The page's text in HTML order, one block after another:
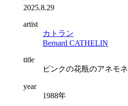
2025.8.29
artist
カトラン
Bernard CATHELIN
title
ピンクの花瓶のアネモネ
year
1988年